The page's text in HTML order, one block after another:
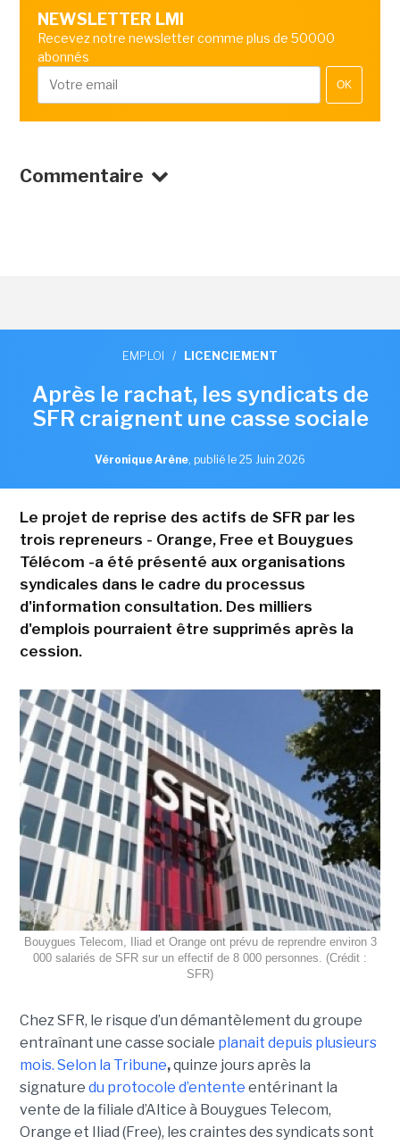
NEWSLETTER LMI
Recevez notre newsletter comme plus de 50000
abonnés
OK
Commentaire
EMPLOI / LICENCIEMENT
Après le rachat, les syndicats de
SFR craignent une casse sociale
Véronique Arène, publié le 25 Juin 2026
Le projet de reprise des actifs de SFR par les
trois repreneurs - Orange, Free et Bouygues
Télécom -a été présenté aux organisations
syndicales dans le cadre du processus
d'information consultation. Des milliers
d'emplois pourraient être supprimés après la
cession.
Bouygues Telecom, Iliad et Orange ont prévu de reprendre environ 3
000 salariés de SFR sur un effectif de 8 000 personnes. (Crédit :
SFR)
Chez SFR, le risque d’un démantèlement du groupe
entraînant une casse sociale planait depuis plusieurs
mois. Selon la Tribune,quinze jours après la
signature du protocole d’entente entérinant la
vente de la filiale d’Altice à Bouygues Telecom,
Orange et Iliad (Free), les craintes des syndicats sont